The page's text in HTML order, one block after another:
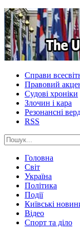
Справи
Правовий
Судові хроніки
Злочин і кара
Резонансні
RSS
Головна
Світ
Україна
Політика
Події
Київські
Відео
Спорт та діло